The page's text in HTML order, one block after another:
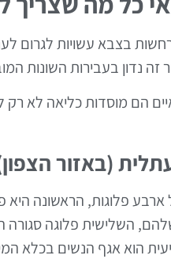
בצבא עשויות לגרום
נדון בעבירות השונות
הם מוסדות כליאה לא רק
פלוגות, הראשונה היא
השלישית פלוגה סגורה
הוא אגף הנשים בכלא